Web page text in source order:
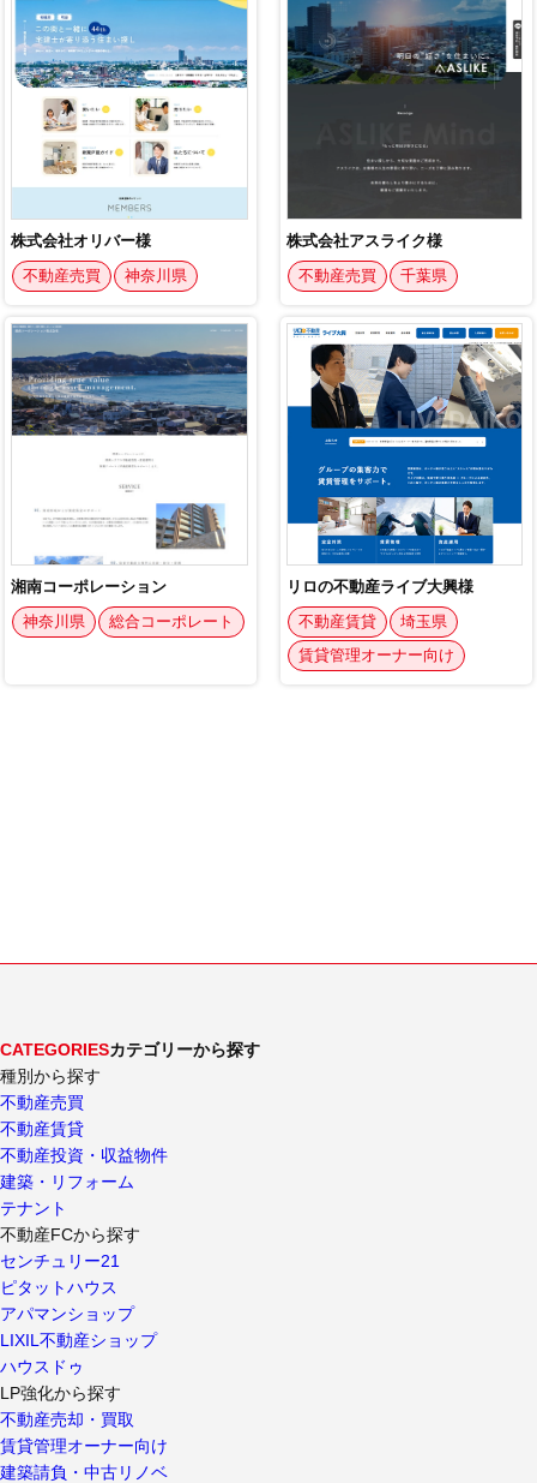
CATEGORIESカテゴリーから探す
種別から探す
不動産売買
不動産賃貸
不動産投資・収益物件
建築・リフォーム
テナント
不動産FCから探す
センチュリー21
ピタットハウス
アパマンショップ
LIXIL不動産ショップ
ハウスドゥ
LP強化から探す
不動産売却・買取
賃貸管理オーナー向け
建築請負・中古リノベ